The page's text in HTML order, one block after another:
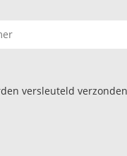
versleuteld